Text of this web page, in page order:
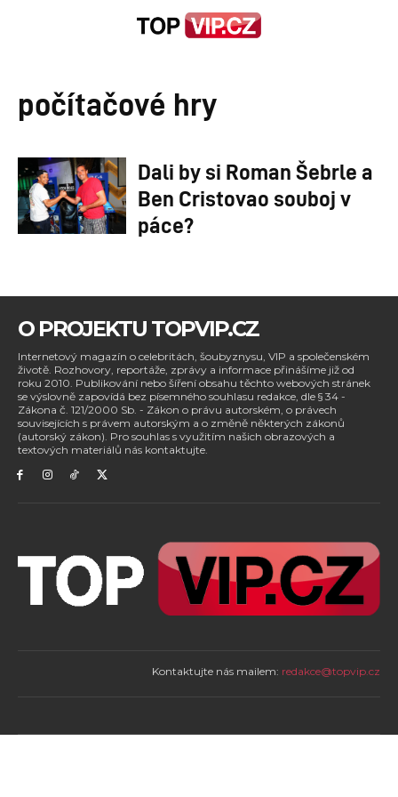
počítačové hry
Dali by si Roman Šebrle a
Ben Cristovao souboj v
páce?
O PROJEKTU TOPVIP.CZ
Internetový magazín o celebritách, šoubyznysu, VIP a společenském
životě. Rozhovory, reportáže, zprávy a informace přinášíme již od
roku 2010. Publikování nebo šíření obsahu těchto webových stránek
se výslovně zapovídá bez písemného souhlasu redakce, dle § 34 -
Zákona č. 121/2000 Sb. - Zákon o právu autorském, o právech
souvisejících s právem autorským a o změně některých zákonů
(autorský zákon). Pro souhlas s využitím našich obrazových a
textových materiálů nás kontaktujte.
Kontaktujte nás mailem: redakce@topvip.cz